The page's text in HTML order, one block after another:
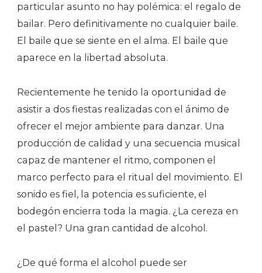
particular asunto no hay polémica: el regalo de
bailar. Pero definitivamente no cualquier baile.
El baile que se siente en el alma. El baile que
aparece en la libertad absoluta.
Recientemente he tenido la oportunidad de
asistir a dos fiestas realizadas con el ánimo de
ofrecer el mejor ambiente para danzar. Una
producción de calidad y una secuencia musical
capaz de mantener el ritmo, componen el
marco perfecto para el ritual del movimiento. El
sonido es fiel, la potencia es suficiente, el
bodegón encierra toda la magia. ¿La cereza en
el pastel? Una gran cantidad de alcohol.
¿De qué forma el alcohol puede ser